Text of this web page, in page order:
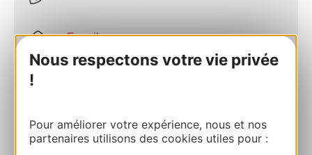
Nous respectons votre vie privée
!
Pour améliorer votre expérience, nous et nos
partenaires utilisons des cookies utiles pour :
E-mail
AJOUTER
AU CARNET